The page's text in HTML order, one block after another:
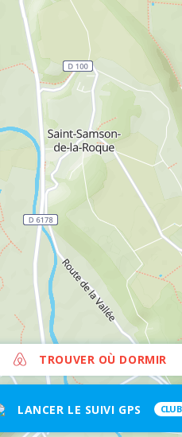
TROUVER OÙ DORMIR
LANCER LE SUIVI GPS CLUB